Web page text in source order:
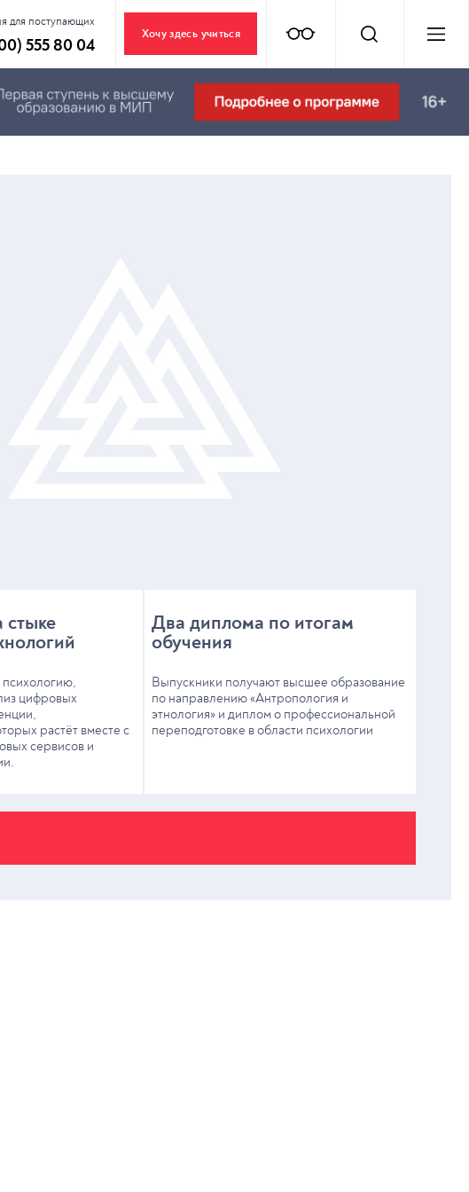
для поступающих
555 80 04
Хочу здесь учиться
цифровых
растёт вместе с
сервисов и
Два диплома по итогам
обучения
Выпускники получают высшее образование
по направлению «Антропология и
этнология» и диплом о профессиональной
переподготовке в области психологии